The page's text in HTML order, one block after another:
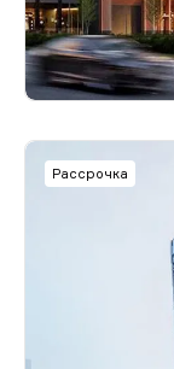
Рассрочка